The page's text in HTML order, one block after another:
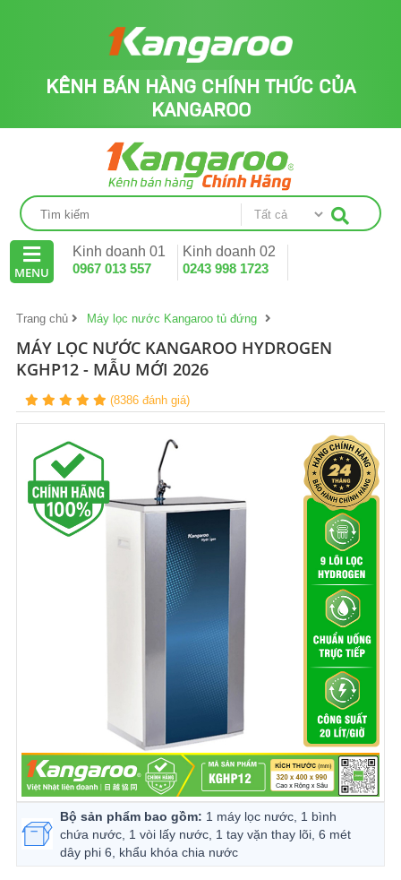
KÊNH BÁN HÀNG CHÍNH THỨC CỦA
KANGAROO
MENU
Kinh doanh 01
0967 013 557
Kinh doanh 02
0243 998 1723
Trang chủ Máy lọc nước Kangaroo tủ đứng
MÁY LỌC NƯỚC KANGAROO HYDROGEN
KGHP12 - MẪU MỚI 2026
(8386 đánh giá)
Bộ sản phẩm bao gồm: 1 máy lọc nước, 1 bình
chứa nước, 1 vòi lấy nước, 1 tay vặn thay lõi, 6 mét
dây phi 6, khẩu khóa chia nước